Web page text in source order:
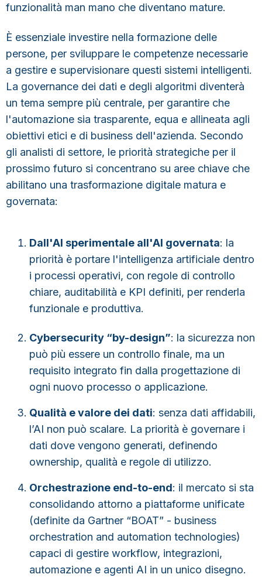
funzionalità man mano che diventano mature.
È essenziale investire nella formazione delle
persone, per sviluppare le competenze necessarie
a gestire e supervisionare questi sistemi intelligenti.
La governance dei dati e degli algoritmi diventerà
un tema sempre più centrale, per garantire che
l'automazione sia trasparente, equa e allineata agli
obiettivi etici e di business dell'azienda. Secondo
gli analisti di settore, le priorità strategiche per il
prossimo futuro si concentrano su aree chiave che
abilitano una trasformazione digitale matura e
governata:
Dall'AI sperimentale all'AI governata: la
priorità è portare l'intelligenza artificiale dentro
i processi operativi, con regole di controllo
chiare, auditabilità e KPI definiti, per renderla
funzionale e produttiva.
Cybersecurity “by-design”: la sicurezza non
può più essere un controllo finale, ma un
requisito integrato fin dalla progettazione di
ogni nuovo processo o applicazione.
Qualità e valore dei dati: senza dati affidabili,
l’AI non può scalare. La priorità è governare i
dati dove vengono generati, definendo
ownership, qualità e regole di utilizzo.
Orchestrazione end-to-end: il mercato si sta
consolidando attorno a piattaforme unificate
(definite da Gartner “BOAT” - business
orchestration and automation technologies)
capaci di gestire workflow, integrazioni,
automazione e agenti AI in un unico disegno.